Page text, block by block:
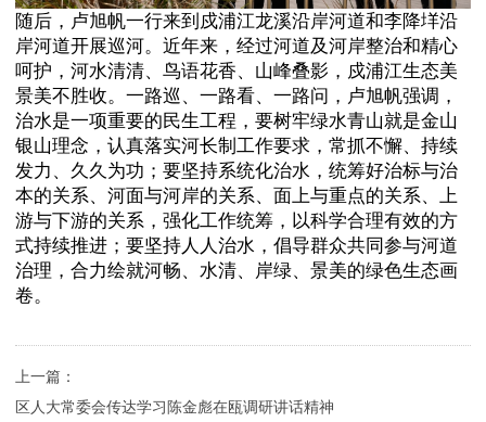
随后，卢旭帆一行来到戍浦江龙溪沿岸河道和李降垟沿
岸河道开展巡河。近年来，经过河道及河岸整治和精心
呵护，河水清清、鸟语花香、山峰叠影，戍浦江生态美
景美不胜收。一路巡、一路看、一路问，卢旭帆强调，
治水是一项重要的民生工程，要树牢绿水青山就是金山
银山理念，认真落实河长制工作要求，常抓不懈、持续
发力、久久为功；要坚持系统化治水，统筹好治标与治
本的关系、河面与河岸的关系、面上与重点的关系、上
游与下游的关系，强化工作统筹，以科学合理有效的方
式持续推进；要坚持人人治水，倡导群众共同参与河道
治理，合力绘就河畅、水清、岸绿、景美的绿色生态画
卷。
上一篇：
区人大常委会传达学习陈金彪在瓯调研讲话精神